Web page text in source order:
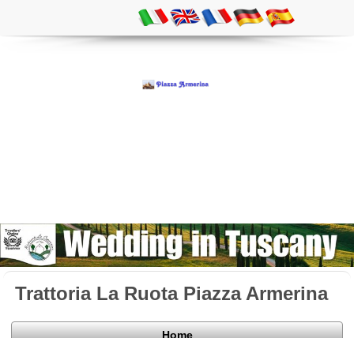
Trattoria La Ruota Piazza Armerina
Home